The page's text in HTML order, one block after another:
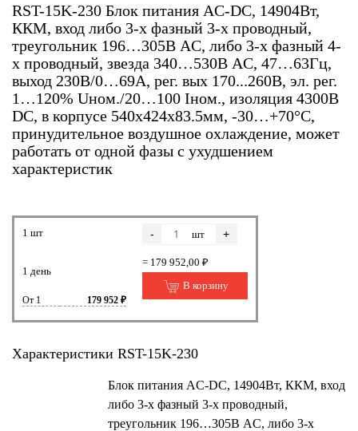
RST-15K-230 Блок питания AC-DC, 14904Вт,
ККМ, вход либо 3-х фазный 3-х проводный,
треугольник 196…305В AC, либо 3-х фазный 4-
х проводный, звезда 340…530В AC, 47…63Гц,
выход 230В/0…69A, рег. вых 170...260В, эл. рег.
1…120% Uном./20…100 Iном., изоляция 4300В
DC, в корпусе 540х424х83.5мм, -30…+70°С,
принудительное воздушное охлаждение, может
работать от одной фазы с ухудшением
характеристик
1 шт
1 день
От 1 179 952 ₽
- шт +
= 179 952,00 ₽
В корзину
Характеристики RST-15K-230
Блок питания AC-DC, 14904Вт, ККМ, вход
либо 3-х фазный 3-х проводный,
треугольник 196…305В AC, либо 3-х